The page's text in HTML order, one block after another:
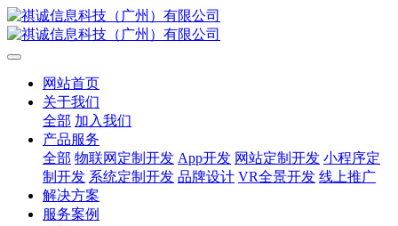
网站首页
关于我们
全部 加入我们
产品服务
全部 物联网定制开发 App开发 网站定制开发 小程序定
制开发 系统定制开发 品牌设计 VR全景开发 线上推广
解决方案
服务案例